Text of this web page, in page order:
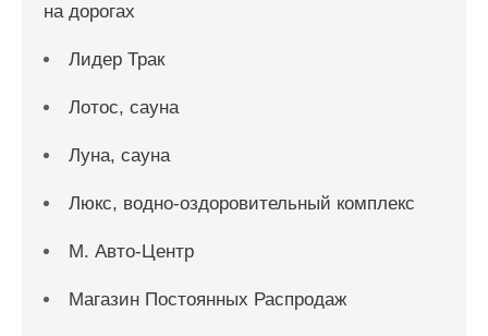
на дорогах
Лидер Трак
Лотос, сауна
Луна, сауна
Люкс, водно-оздоровительный комплекс
М. Авто-Центр
Магазин Постоянных Распродаж